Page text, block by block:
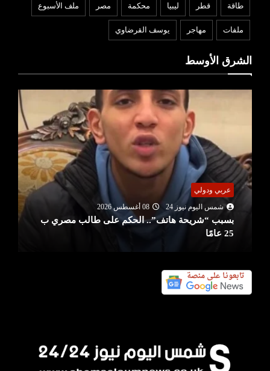
طاقة قطر ليبيا محكمة مصر ملف الأسبوع
ملفات مهاجر يوسف القرضاوي
الشرق الأوسط
عربي ودولي
شمس اليوم نيوز 24
08 أغسطس 2026
بسبب “شريحة هاتف”.. الحكم على طالب مصري ب
25 عامًا